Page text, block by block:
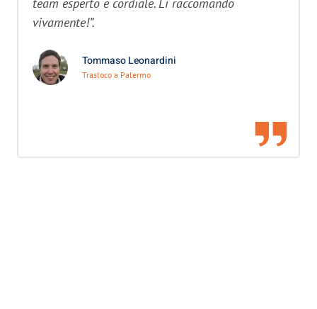
vivamente!”.
Tommaso Leonardini
Trasloco a Palermo